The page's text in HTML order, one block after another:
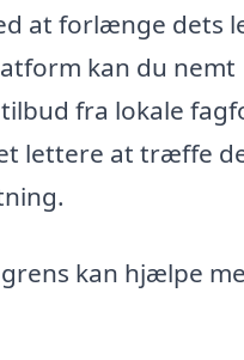
at forlænge dets
kan du nemt
fra lokale
lettere at træffe
kan hjælpe